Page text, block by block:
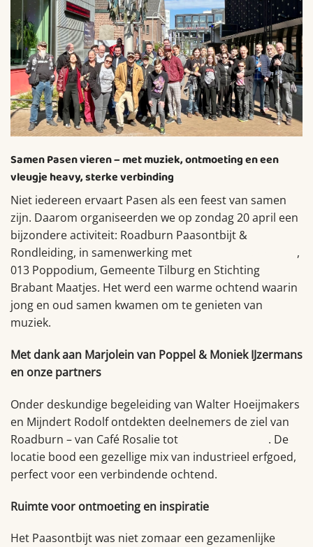
Samen Pasen vieren – met muziek, ontmoeting en een
vleugje heavy, sterke verbinding
Niet iedereen ervaart Pasen als een feest van samen
zijn. Daarom organiseerden we op zondag 20 april een
bijzondere activiteit: Roadburn Paasontbijt &
Rondleiding, in samenwerking met
,
013 Poppodium, Gemeente Tilburg en Stichting
Brabant Maatjes. Het werd een warme ochtend waarin
jong en oud samen kwamen om te genieten van
muziek.
Met dank aan Marjolein van Poppel & Moniek IJzermans
en onze partners
Onder deskundige begeleiding van Walter Hoeijmakers
en Mijndert Rodolf ontdekten deelnemers de ziel van
Roadburn – van Café Rosalie tot
. De
locatie bood een gezellige mix van industrieel erfgoed,
perfect voor een verbindende ochtend.
Ruimte voor ontmoeting en inspiratie
Het Paasontbijt was niet zomaar een gezamenlijke